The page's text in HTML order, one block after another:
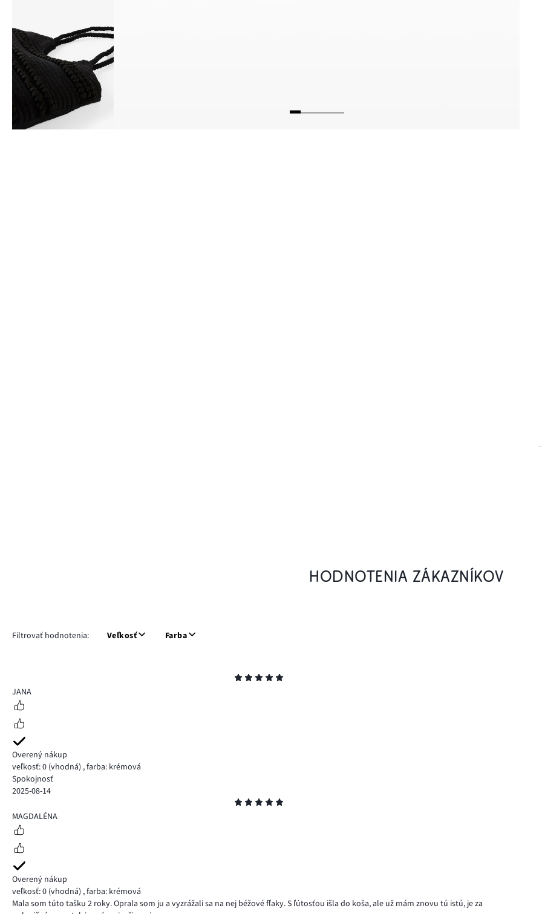
HODNOTENIA ZÁKAZNÍKOV
Filtrovať hodnotenia: Veľkosť Farba
5
JANA
Overený nákup
veľkosť: 0 (vhodná) ,farba: krémová
Spokojnosť
2025-08-14
5
MAGDALÉNA
Overený nákup
veľkosť: 0 (vhodná) ,farba: krémová
Mala som túto tašku 2 roky. Oprala som ju a vyzrážali sa na nej béžové fľaky. S ľútosťou išla do koša, ale už mám znovu tú istú, je za